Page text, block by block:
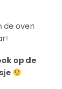
de oven
op de